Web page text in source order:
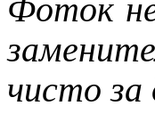
Фоток
чисто за